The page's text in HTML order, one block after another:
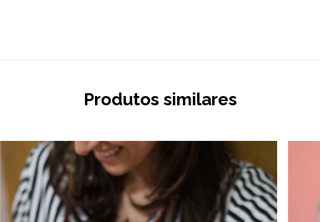
Produtos similares